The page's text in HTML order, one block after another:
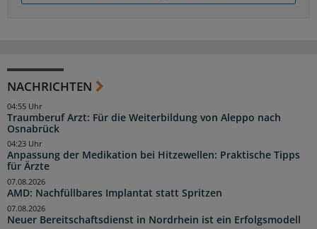
NACHRICHTEN
Traumberuf Arzt: Für die Weiterbildung von Aleppo nach
Osnabrück
04:55 Uhr
Anpassung der Medikation bei Hitzewellen: Praktische Tipps
für Ärzte
04:23 Uhr
AMD: Nachfüllbares Implantat statt Spritzen
07.08.2026
Neuer Bereitschaftsdienst in Nordrhein ist ein Erfolgsmodell
07.08.2026